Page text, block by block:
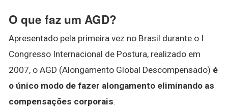
O que faz um AGD?
Apresentado pela primeira vez no Brasil durante o I
Congresso Internacional de Postura, realizado em
2007, o AGD (Alongamento Global Descompensado) é
o único modo de fazer alongamento eliminando as
compensações corporais.